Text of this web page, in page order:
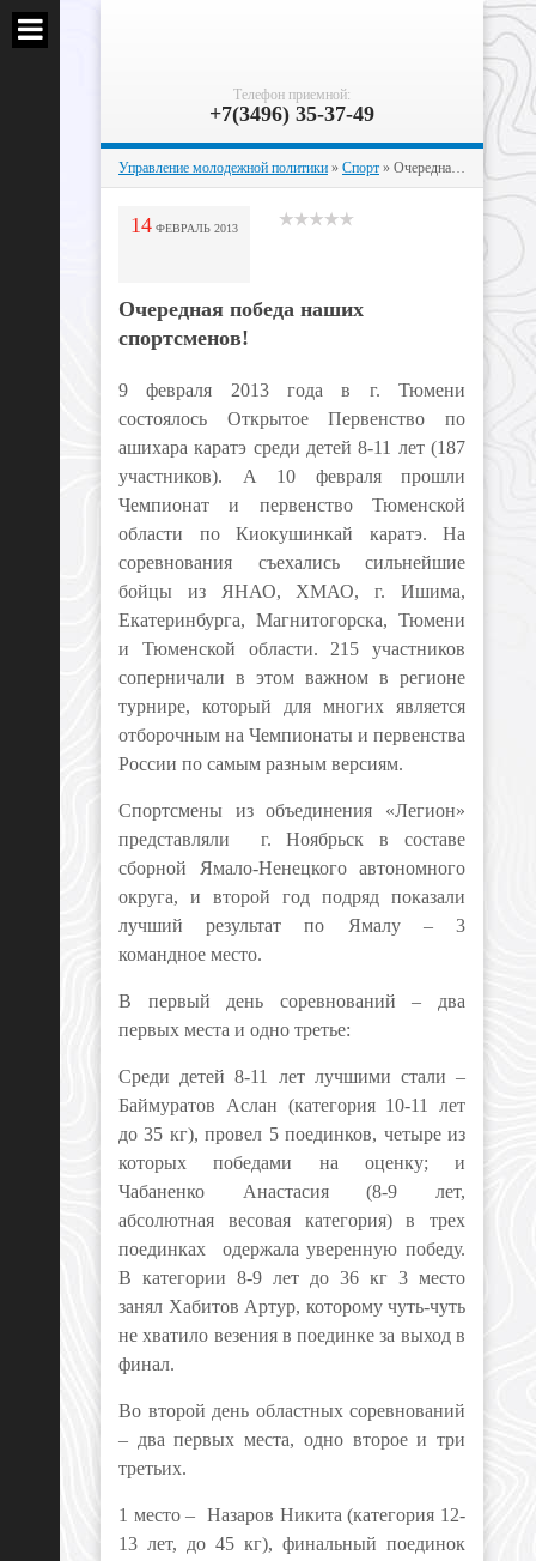
Телефон приемной:
+7(3496) 35-37-49
Управление молодежной политики » Спорт » Очередная победа наших спортсменов!
14 ФЕВРАЛЬ 2013
Очередная победа наших
спортсменов!
9 февраля 2013 года в г. Тюмени
состоялось Открытое Первенство по
ашихара каратэ среди детей 8-11 лет (187
участников). А 10 февраля прошли
Чемпионат и первенство Тюменской
области по Киокушинкай каратэ. На
соревнования съехались сильнейшие
бойцы из ЯНАО, ХМАО, г. Ишима,
Екатеринбурга, Магнитогорска, Тюмени
и Тюменской области. 215 участников
соперничали в этом важном в регионе
турнире, который для многих является
отборочным на Чемпионаты и первенства
России по самым разным версиям.
Спортсмены из объединения «Легион»
представляли г. Ноябрьск в составе
сборной Ямало-Ненецкого автономного
округа, и второй год подряд показали
лучший результат по Ямалу – 3
командное место.
В первый день соревнований – два
первых места и одно третье:
Среди детей 8-11 лет лучшими стали –
Баймуратов Аслан (категория 10-11 лет
до 35 кг), провел 5 поединков, четыре из
которых победами на оценку; и
Чабаненко Анастасия (8-9 лет,
абсолютная весовая категория) в трех
поединках одержала уверенную победу.
В категории 8-9 лет до 36 кг 3 место
занял Хабитов Артур, которому чуть-чуть
не хватило везения в поединке за выход в
финал.
Во второй день областных соревнований
– два первых места, одно второе и три
третьих.
1 место – Назаров Никита (категория 12-
13 лет, до 45 кг), финальный поединок